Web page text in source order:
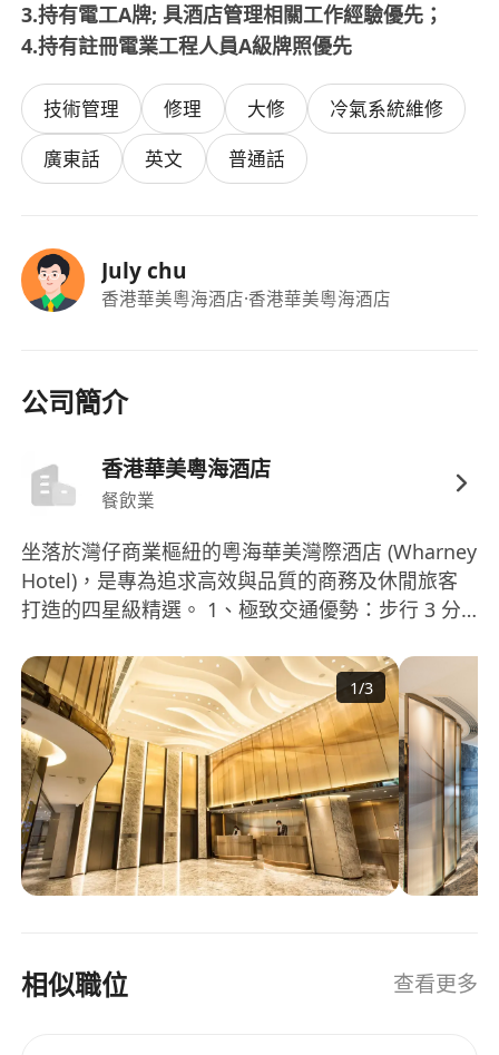
3.持有電工A牌; 具酒店管理相關工作經驗優先；
4.持有註冊電業工程人員A級牌照優先
技術管理 修理 大修
冷氣系統維修
廣東話
英文 普通話
July chu
香港華美粵海酒店·香港華美粵海酒店
公司簡介
香港華美粵海酒店
餐飲業
坐落於灣仔商業樞紐的粵海華美灣際酒店 (Wharney
Hotel)，是專為追求高效與品質的商務及休閒旅客
打造的四星級精選。 1、極致交通優勢：步行 3 分
站，40 分鐘連接香港國際機場。 2、會展與行政核
心：步行不到 10 分鐘即可抵達香港會議展覽中心
(HKCEC)。鄰近政府總部、稅務大樓及藝術中心，金
鐘、中環及銅鑼灣購物區均近在咫尺。 3、完善設
施與餐飲：酒店設有兩間特色餐廳及精緻咖啡廳，
提供多元餐飲選擇。客房配備大型商務辦公桌、房
內保險箱及全覆蓋免費 Wi-Fi，助您隨時掌握商機。
4、身心舒壓體驗：設有專業健身中心及足浴按摩服
務。經驗豐富的禮賓團隊更可為您量身規劃觀光與
1/3
相似職位 查看更多